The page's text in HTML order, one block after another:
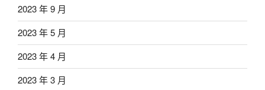
2023 年 9 月
2023 年 5 月
2023 年 4 月
2023 年 3 月